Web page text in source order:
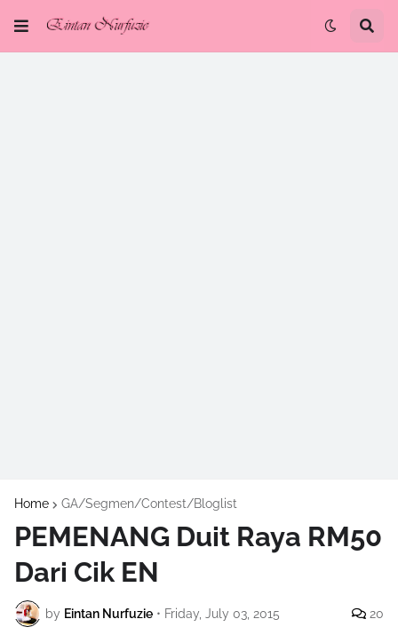
Home GA/Segmen/Contest/Bloglist
PEMENANG Duit Raya RM50
Dari Cik EN
by Eintan Nurfuzie • Friday, July 03, 2015 20